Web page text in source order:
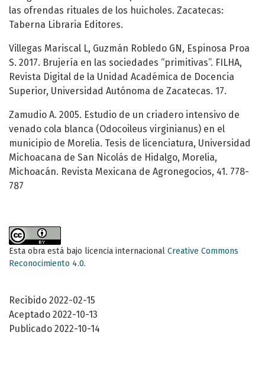
Recibido 2022-02-15
Aceptado 2022-10-13
Publicado 2022-10-14
las ofrendas rituales de los huicholes. Zacatecas:
Taberna Libraria Editores.
Villegas Mariscal L, Guzmán Robledo GN, Espinosa Proa
S. 2017. Brujería en las sociedades “primitivas”. FILHA,
Revista Digital de la Unidad Académica de Docencia
Superior, Universidad Autónoma de Zacatecas. 17.
Zamudio A. 2005. Estudio de un criadero intensivo de
venado cola blanca (Odocoileus virginianus) en el
municipio de Morelia. Tesis de licenciatura, Universidad
Michoacana de San Nicolás de Hidalgo, Morelia,
Michoacán. Revista Mexicana de Agronegocios, 41. 778-
787
Esta obra está bajo licencia internacional Creative Commons
Reconocimiento 4.0.